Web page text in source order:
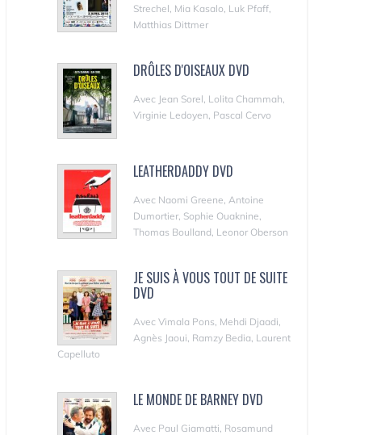
Strechel, Mia Kasalo, Luk Pfaff,
Matthias Dittmer
DRÔLES D'OISEAUX DVD
Avec Jean Sorel, Lolita Chammah,
Virginie Ledoyen, Pascal Cervo
LEATHERDADDY DVD
Avec Naomi Greene, Antoine
Dumortier, Sophie Ouaknine,
Thomas Boulland, Leonor Oberson
JE SUIS À VOUS TOUT DE SUITE
DVD
Avec Vimala Pons, Mehdi Djaadi,
Agnès Jaoui, Ramzy Bedia, Laurent
Capelluto
LE MONDE DE BARNEY DVD
Avec Paul Giamatti, Rosamund